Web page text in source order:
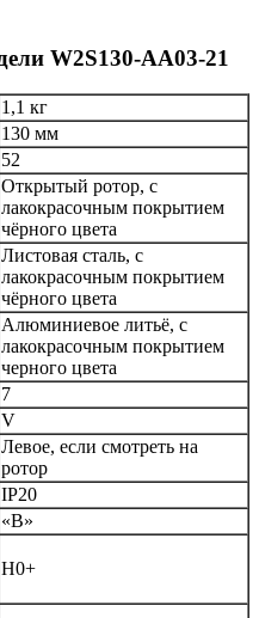
W2S130-AA03-21
1,1 кг
130 мм
52
Открытый ротор, с
лакокрасочным покрытием
чёрного цвета
Листовая сталь, с
лакокрасочным покрытием
чёрного цвета
Алюминиевое литьё, с
лакокрасочным покрытием
черного цвета
7
V
Левое, если смотреть на
ротор
IP20
«B»
H0+